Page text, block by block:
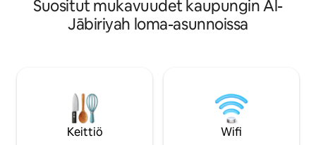
ylellisen mukavuuden ansiosta Rentoudu
tässä rauhallisessa ja tyylikkäässä
kohteessa, jossa on 2 makuuhuonetta ja
✅ Apple TV, Google TV, ✅ 65 tuuman 4K
UHD -älytelevisio isossa
makuuhuoneessa 🛌 ✅ Nopea 5G-
annetaan ennen
Huoneistossa on
joista toisessa on
*70" Samsung TV
Wansa TV
Prime Videolla ja
perusmukavuudet
Suositut mukavuudet kaupungin Al-
Jābiriyah loma-asunnoissa
Keittiö Wifi